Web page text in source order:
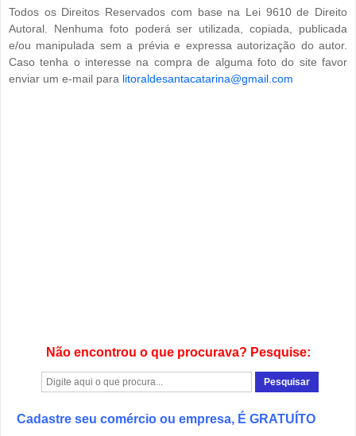
Todos os Direitos Reservados com base na Lei 9610 de Direito
Autoral. Nenhuma foto poderá ser utilizada, copiada, publicada
e/ou manipulada sem a prévia e expressa autorização do autor.
Caso tenha o interesse na compra de alguma foto do site favor
enviar um e-mail para litoraldesantacatarina@gmail.com
Não encontrou o que procurava? Pesquise:
Cadastre seu comércio ou empresa, É GRATUÍTO